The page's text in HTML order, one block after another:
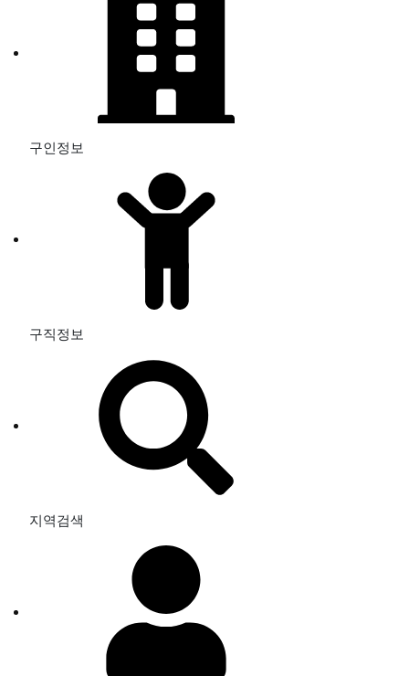
구인정보
구직정보
지역검색